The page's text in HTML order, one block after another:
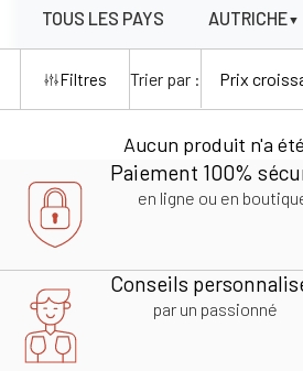
TOUS LES PAYS AUTRICHE▼
Filtres Trier par :
Aucun produit n'a
Paiement 100%
en ligne ou en
Conseils
par un passionné